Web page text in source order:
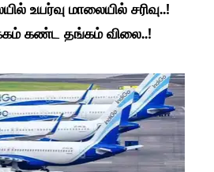
உயர்வு மாலையில் சரிவு..!
கண்ட தங்கம் விலை..!